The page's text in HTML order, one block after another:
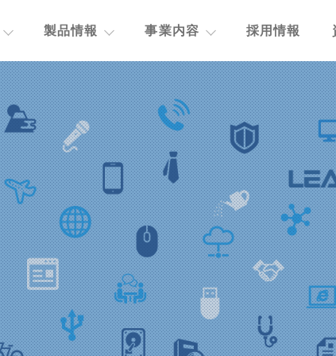
製品情報 事業内容 採用情報